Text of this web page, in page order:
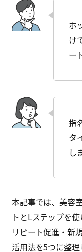
ホ
け
ー
指
タ
し
本記事では、美容
トとLステップを
リピート促進・新
活用法を5つに整理